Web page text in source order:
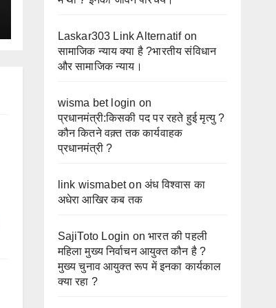
Laskar303 Link Alternatifon
सामाजिक न्याय क्या है ?भारतीय संविधान
और सामाजिक न्याय।
wisma bet login on
प्रधानमंत्री:किसकी पद पर रहते हुई मृत्यु ?
कौन कितने वक़्त तक कार्यवाहक
प्रधानमंत्री ?
link wismabeton अंध विश्वास का
अधेरा आखिर कब तक
SajiToto Login onभारत की पहली
महिला मुख्य निर्वाचन आयुक्त कौन है ?
मुख्य चुनाव आयुक्त रूप में इनका कार्यकाल
क्या रहा ?